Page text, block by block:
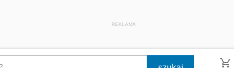
REKLAMA